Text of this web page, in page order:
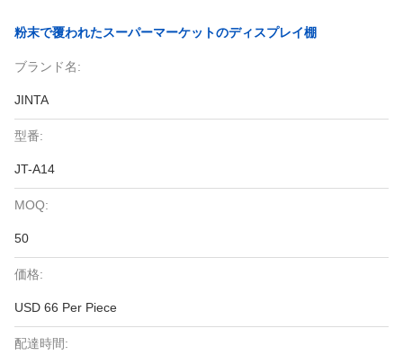
粉末で覆われたスーパーマーケットのディスプレイ棚
ブランド名:
JINTA
型番:
JT-A14
MOQ:
50
価格:
USD 66 Per Piece
配達時間: